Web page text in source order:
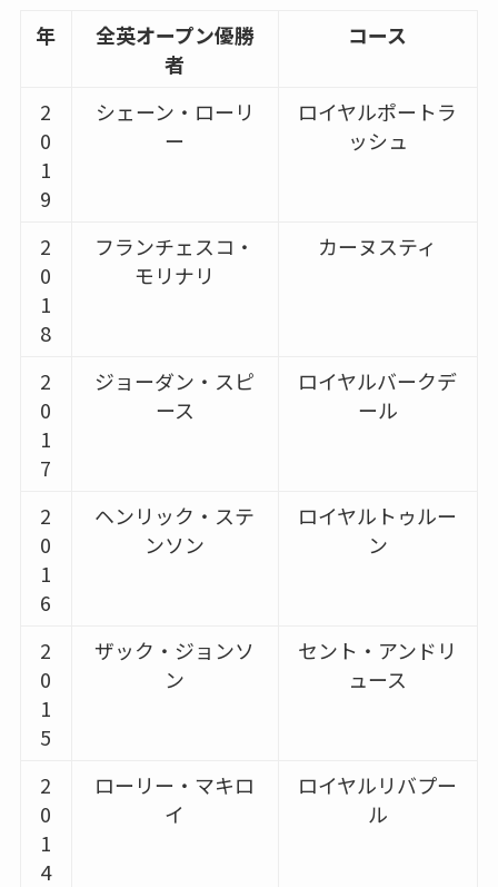
年
全英オープン優勝
者
コース
2
0
1
9
シェーン・ローリ
ー
ロイヤルポートラ
ッシュ
2
0
1
8
フランチェスコ・
モリナリ
カーヌスティ
2
0
1
7
ジョーダン・スピ
ース
ロイヤルバークデ
ール
2
0
1
6
ヘンリック・ステ
ンソン
ロイヤルトゥルー
ン
2
0
1
5
ザック・ジョンソ
ン
セント・アンドリ
ュース
2
0
1
4
ローリー・マキロ
イ
ロイヤルリバプー
ル